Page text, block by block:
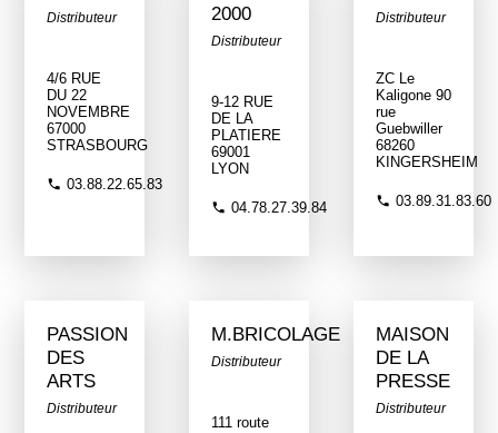
Distributeur
4/6 RUE
DU 22
NOVEMBRE
67000
STRASBOURG
03.88.22.65.83
2000
Distributeur
9-12 RUE
DE LA
PLATIERE
69001
LYON
04.78.27.39.84
Distributeur
ZC Le
Kaligone 90
rue
Guebwiller
68260
KINGERSHEIM
03.89.31.83.60
PASSION
DES
ARTS
Distributeur
M.BRICOLAGE
Distributeur
111 route
MAISON
DE LA
PRESSE
Distributeur